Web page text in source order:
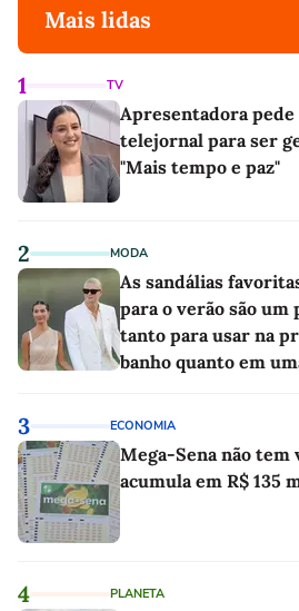
Mais lidas
1 TV
Apresentadora pede
telejornal para ser
"Mais tempo e paz"
2 MODA
As sandálias
para o verão são
tanto para usar na
banho quanto em
3 ECONOMIA
Mega-Sena não
acumula em R$ 135
4 PLANETA